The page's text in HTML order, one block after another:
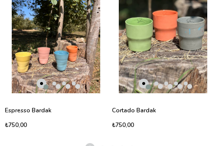
Espresso Bardak
₺750,00
Cortado Bardak
₺750,00